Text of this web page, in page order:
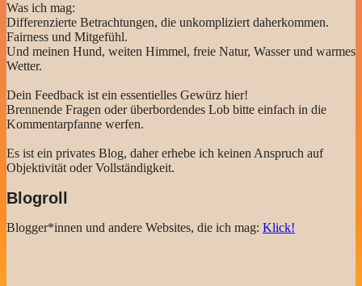
Was ich mag:
Differenzierte Betrachtungen, die unkompliziert daherkommen.
Fairness und Mitgefühl.
Und meinen Hund, weiten Himmel, freie Natur, Wasser und warmes
Wetter.
Dein Feedback ist ein essentielles Gewürz hier!
Brennende Fragen oder überbordendes Lob bitte einfach in die
Kommentarpfanne werfen.
Es ist ein privates Blog, daher erhebe ich keinen Anspruch auf
Objektivität oder Vollständigkeit.
Blogroll
Blogger*innen und andere Websites, die ich mag: Klick!